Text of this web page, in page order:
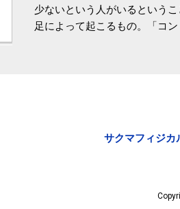
少ないという人がいるという
足によって起こるもの。「コ
いためには、食生活で「コン
豆」！ 1日1パックでコンド
味しい食べかた」は、 ・賞味
目安が30回～40回程度。 ま
り一層引き立つそうです。
サクマフィジカ